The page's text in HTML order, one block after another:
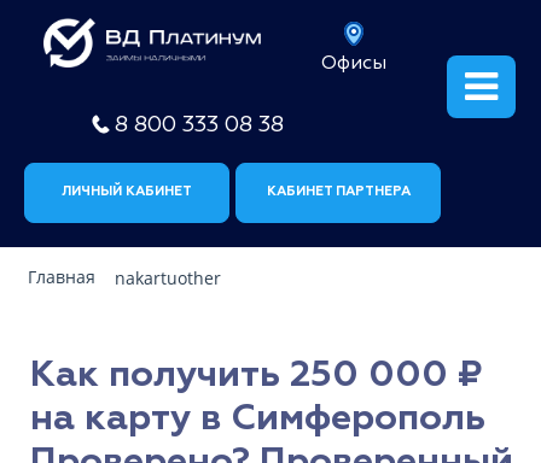
Офисы
8 800 333 08 38
ЛИЧНЫЙ КАБИНЕТ КАБИНЕТ ПАРТНЕРА
Главная nakartuother
Как получить 250 000 ₽
на карту в Симферополь